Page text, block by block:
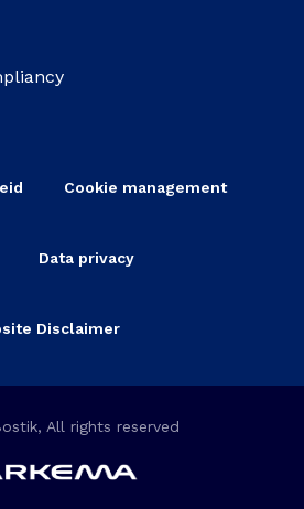
Cookie management
Data privacy
Disclaimer
All rights reserved